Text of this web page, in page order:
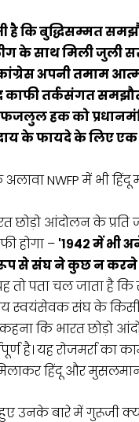
है कि बुद्धिसम्मत
के साथ मिली जुली
कांग्रेस अपनी तमाम
तर्कसंगत
हक को
के फायदे के लिए
NWFP में भी
छोड़ो आंदोलन के प्रति
होगा – '१९४२ में भी
रूप से संघ ने कुछ न
तो पता चल जाता है
स्वयंसेवक संघ के
कि भारत छोड़ो
है। यह रोजमर्रा
हिंदू और
उनके बारे में गुरूजी